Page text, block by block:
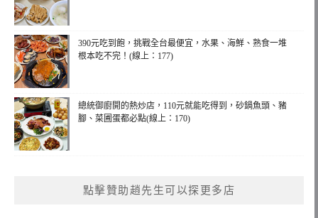
390元吃到飽，挑戰全台最便宜，水果、海鮮、熟食一堆
根本吃不完！(線上：177)
總統御廚開的熱炒店，110元就能吃得到，砂鍋魚頭、豬
腳、菜圃蛋都必點(線上：170)
點擊贊助趙先生可以探更多店